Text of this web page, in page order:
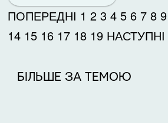
ПОПЕРЕДНІ 1 2 3 4 5 6 7 8 9
14 15 16 17 18 19 НАСТУПНІ
БІЛЬШЕ ЗА ТЕМОЮ